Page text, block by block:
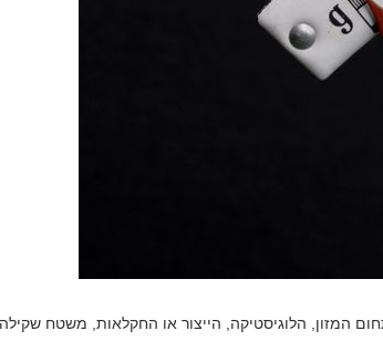
המזון, הלוגיסטיקה, הייצור או החקלאות, משטח